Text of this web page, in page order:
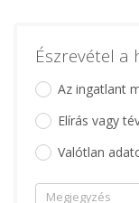
Észrevétel
Az ingatlant
Elírás vagy
Valótlan